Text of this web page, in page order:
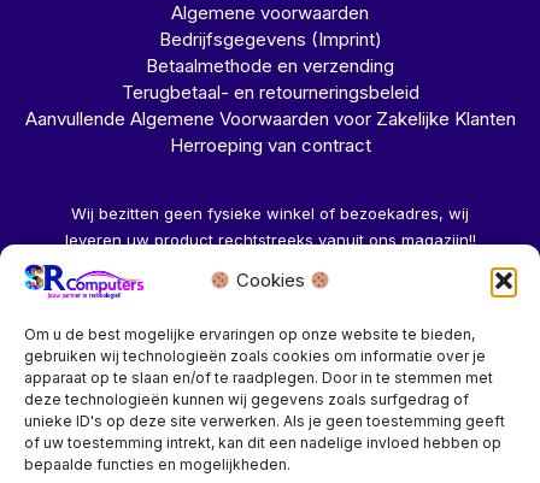
Cookies
Om u de best mogelijke ervaringen op onze website te bieden,
gebruiken wij technologieën zoals cookies om informatie over je
apparaat op te slaan en/of te raadplegen. Door in te stemmen met
deze technologieën kunnen wij gegevens zoals surfgedrag of
unieke ID's op deze site verwerken. Als je geen toestemming geeft
of uw toestemming intrekt, kan dit een nadelige invloed hebben op
bepaalde functies en mogelijkheden.
Algemene voorwaarden
Bedrijfsgegevens (Imprint)
Betaalmethode en verzending
Terugbetaal- en retourneringsbeleid
Aanvullende Algemene Voorwaarden voor Zakelijke Klanten
Herroeping van contract
Wij bezitten geen fysieke winkel of bezoekadres, wij
leveren uw product rechtstreeks vanuit ons magazijn!!
Herroeping aanvragen →
Bedrijf? vraag een account aan voor speciale prijzen!